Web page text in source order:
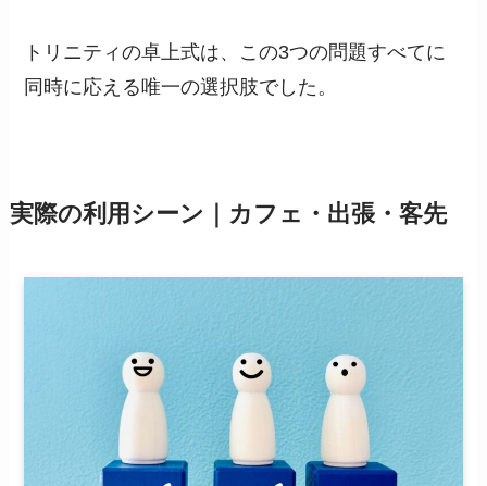
トリニティの卓上式は、この3つの問題すべてに
同時に応える唯一の選択肢でした。
実際の利用シーン｜カフェ・出張・客先